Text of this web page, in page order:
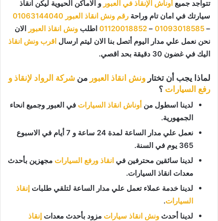
تتواجد جميع أوناش الإنقاذ في العبور و الاماكن الحيوية ليكن انقاذ
سيارتك في امان تام وراحة رقم ونش انقاذ العبور 01063144040
–
01093018585
–
01120018852 اطلب ونش انقاذ العبور الان
نحن نعمل علي مدار اليوم أتصل بنا الان ليتم ارسال اقرب ونش انقاذ
اليك في غضون 30 دقيقة بحد اقصي.
لماذا يجب أن تختار ونش انقاذ العبور من شركة الرواد لإنقاذ و
رفع السيارات ؟
لدينا اسطول من أوناش انقاذ السيارات في العبور وجميع انحاء
الجمهورية.
نعمل علي مدار الساعة لمدة 24 ساعة و 7 أيام في الاسبوع
365 يوم في السنة.
لدينا سائقين محترفين في انقاذ ورفع السيارات مجهزين بأحدث
معدات انقاذ السيارات.
لدينا خدمة عملاء تعمل علي مدار الساعة لتلقي طلبات إنقاذ
السيارات.
لدينا أحدث ونش انقاذ سيارات مزود بأحدث معدات إنقاذ